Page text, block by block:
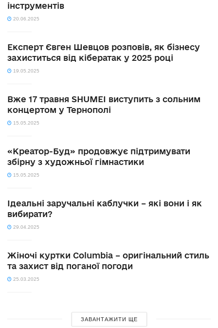
інструментів
20.06.2025
Експерт Євген Шевцов розповів, як бізнесу
захиститься від кібератак у 2025 році
19.05.2025
Вже 17 травня SHUMEI виступить з сольним
концертом у Тернополі
15.05.2025
«Креатор-Буд» продовжує підтримувати
збірну з художньої гімнастики
15.05.2025
Ідеальні заручальні каблучки – які вони і як
вибирати?
29.04.2025
Жіночі куртки Columbia – оригінальний стиль
та захист від поганої погоди
25.03.2025
ЗАВАНТАЖИТИ ЩЕ